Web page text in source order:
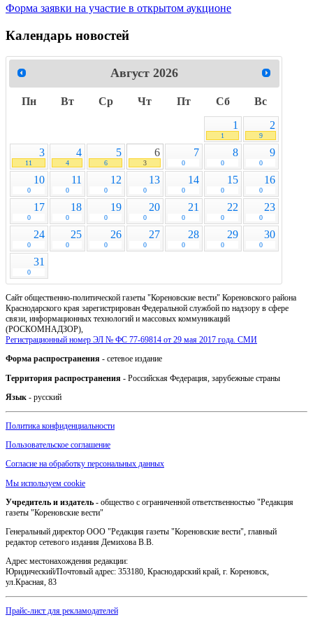
Форма заявки на участие в открытом аукционе
Календарь новостей
Август 2026
Пн Вт Ср Чт Пт Сб Вс
1
1
2
9
3
11
4
4
5
6
6
3
7
0
8
0
9
0
10
0
11
0
12
0
13
0
14
0
15
0
16
0
17
0
18
0
19
0
20
0
21
0
22
0
23
0
24
0
25
0
26
0
27
0
28
0
29
0
30
0
31
0
Сайт общественно-политической газеты "Кореновские вести" Кореновского района
Краснодарского края зарегистрирован Федеральной службой по надзору в сфере
связи, информационных технологий и массовых коммуникаций
(РОСКОМНАДЗОР),
Регистрационный номер ЭЛ № ФС 77-69814 от 29 мая 2017 года. СМИ
Форма распространения - сетевое издание
Территория распространения - Российская Федерация, зарубежные страны
Язык - русский
Политика конфиденциальности
Пользовательское соглашение
Согласие на обработку персональных данных
Мы используем cookie
Учредитель и издатель - общество с ограниченной ответственностью "Редакция
газеты "Кореновские вести"
Генеральный директор ООО "Редакция газеты "Кореновские вести", главный
редактор сетевого издания Демихова В.В.
Адрес местонахождения редакции:
Юридический/Почтовый адрес: 353180, Краснодарский край, г. Кореновск,
ул.Красная, 83
Прайс-лист для рекламодателей